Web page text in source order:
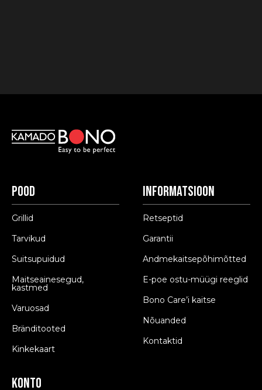
Pood
Grillid
Tarvikud
Suitsupuidud
Maitseainesegud,
kastmed
Varuosad
Bränditooted
Kinkekaart
Informatsioon
Retseptid
Garantii
Andmekaitsepõhimõtted
E-poe ostu-müügi reeglid
Bono Care’i kaitse
Nõuanded
Kontaktid
Konto